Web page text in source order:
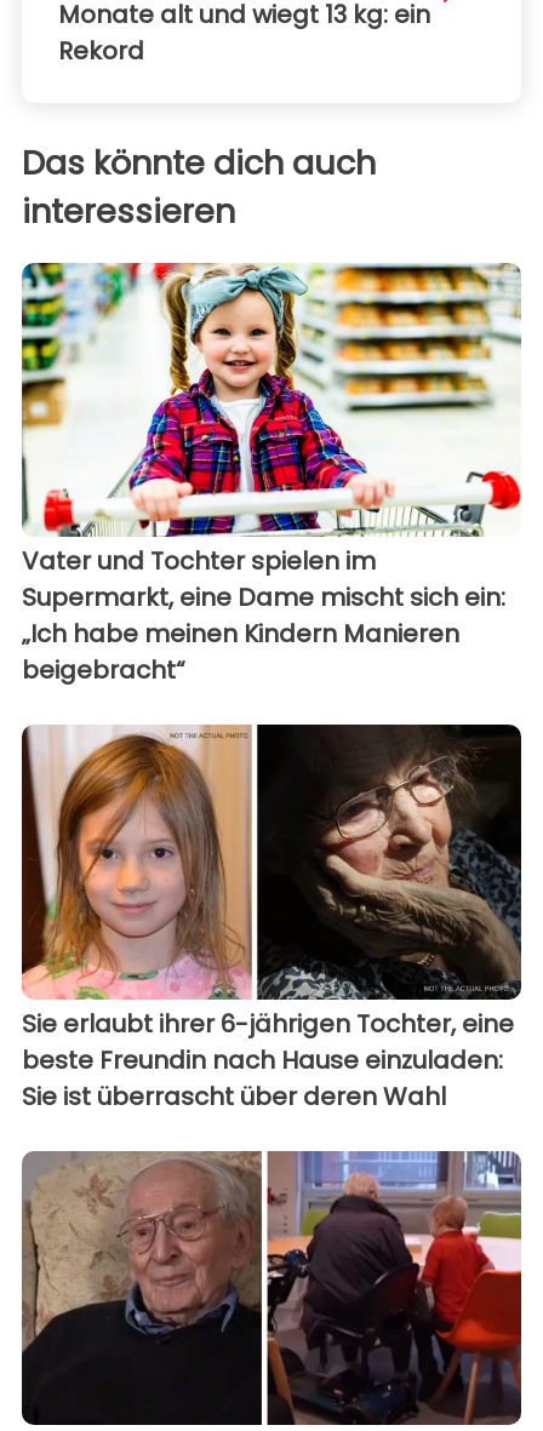
Monate alt und wiegt 13 kg: ein
Rekord
Das könnte dich auch
interessieren
Vater und Tochter spielen im
Supermarkt, eine Dame mischt sich ein:
„Ich habe meinen Kindern Manieren
beigebracht“
Sie erlaubt ihrer 6-jährigen Tochter, eine
beste Freundin nach Hause einzuladen:
Sie ist überrascht über deren Wahl